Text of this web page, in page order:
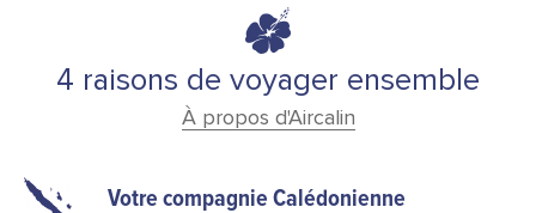
4 raisons de voyager ensemble
À propos d'Aircalin
Votre compagnie Calédonienne